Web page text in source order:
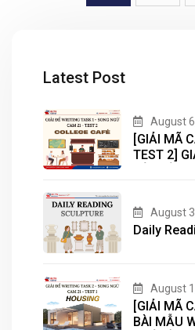
Latest Post
August
[GIẢI MÃ
TEST 2]
August
Daily
August
[GIẢI MÃ
BÀI MẪU